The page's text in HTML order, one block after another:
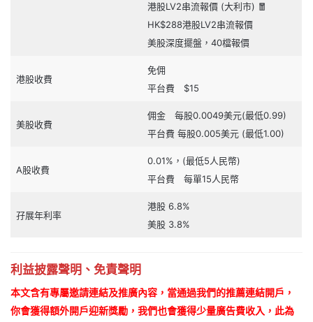
港股LV2串流報價 (大利市) 🧧
HK$288港股LV2串流報價
美股深度擺盤，40檔報價
港股收費
免佣
平台費 $15
美股收費
佣金 每股0.0049美元(最低0.99)
平台費 每股0.005美元 (最低1.00)
A股收費
0.01%，(最低5人民幣)
平台費 每單15人民幣
孖展年利率
港股 6.8%
美股 3.8%
利益披露聲明、免責聲明
本文含有專屬邀請連結及推廣內容，當通過我們的推薦連結開戶，
你會獲得額外開戶迎新獎勵，我們也會獲得少量廣告費收入，此為